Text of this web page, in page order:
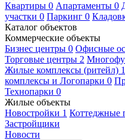
Квартиры 0 Апартаменты 0
участки 0 Паркинг 0
Каталог объектов
Коммерческие объекты
Бизнес центры 0 Офисные
Торговые центры 2
Жилые комплексы (ритейл) 1
комплексы и Логопарки 0
Технопарки 0
Жилые объекты
Новостройки 1 Коттеджные
Застройщики
Новости